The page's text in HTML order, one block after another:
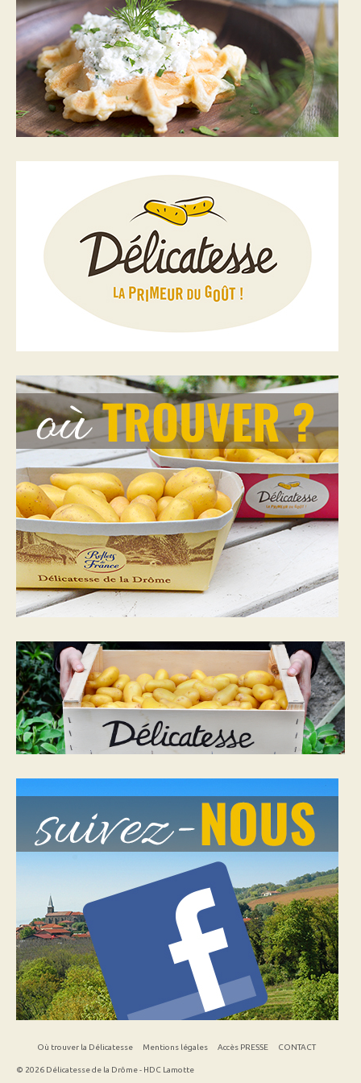
Où trouver la Délicatesse Mentions légales Accès PRESSE CONTACT
© 2026 Délicatesse de la Drôme - HDC Lamotte